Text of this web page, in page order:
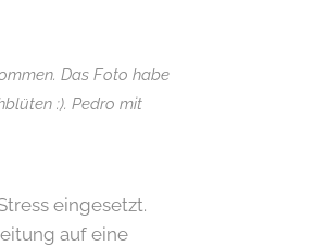
Das Foto habe
:). Pedro mit
eingesetzt.
auf eine